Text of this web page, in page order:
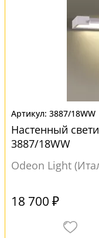
3887/18WW
Настенный
3887/18WW
Odeon Light
18 700 ₽